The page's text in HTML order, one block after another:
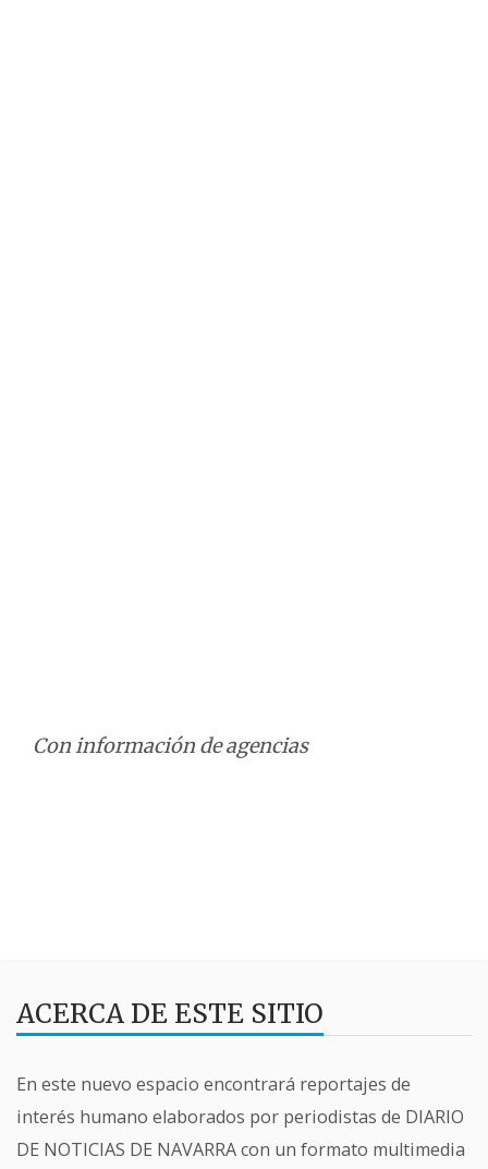
Con información de agencias
ACERCA DE ESTE SITIO
En este nuevo espacio encontrará reportajes de
interés humano elaborados por periodistas de DIARIO
DE NOTICIAS DE NAVARRA con un formato multimedia